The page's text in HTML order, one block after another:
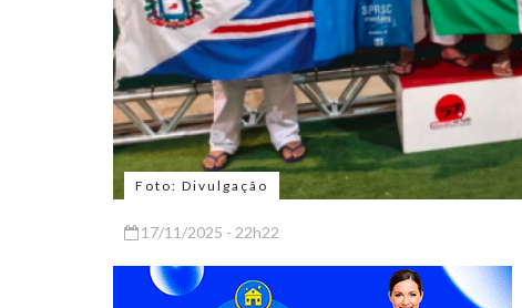
Foto: Divulgação
17/11/2025 - 22h22